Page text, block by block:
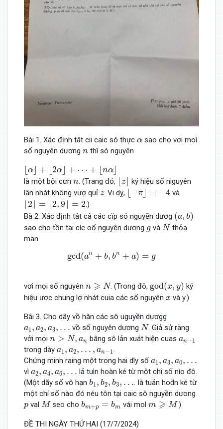
Bài 1. Xác định tât cii caic só thực α
α sao cho vơi moì
số nguyên dương n
n thî só nguyên
α + 2α⌋ + ⋯ + nα⌋
⌊ α ⌋ ⌊ α⌋+ ⋯+ ⌋
là một bội cưn n
n. (Trang đó, z⌋
⌊ z⌋ ký hiệu số niguyên
lân nhát không vượ quỉ z
z. Vi dỵ, −π = −4
⌊ −π⌋= và
2 = 2,9 = 2
⌊ 2 ⌋ , 9⌋ =2
.)
Bà 2. Xác định tât câ các cĭp só nguyēn dươg (a, b)
( b)
sao cho tồn tai cíc oố nguyên dương g
g và N
Nthỏa
män
gcd(an + b, bn + a) = g
gcd( an + b,bn + )=
vơi mọi số nguyên n ⩾ N
n ⩾N . (Trong đô, god(x, y)
god(
ký
hiệu ươc chung lợ nhát cuia các số nguyên x
x và y.)
Bâi 3. Cho dãy vồ hăn các sô uguyền dươgg
a1 , a2, a3, …
a1 a2 a3 vồ số nguyên dương N
N. Giả sử räng
vởi mọi n > N, an
n>N an bâng sô lản xuát hiện cuasan−1
a −1
trong dày a1 , a2, … , an−1
a1 a2 −1
.
Chứng minh raing một trong hai dîy số a1 , a3, a0, …
a1 a3 a0
vì a2, a4, a6, …
a2 a4 a6
lả tuìn hoàn ké từ một chî số nìo đô.
(Một dãy số vô hạn b1, b2, b3, …
b b b
. Ià tuản hod̀n ké từ
một chí số nào đó néu tôn tại caic sô nguyền dưong
p
p val M
Mseo chobm+p = bm
b bm vái molm ⩾ M
m⩾M .)
ĐỀ THI NGÀY THỨ HAI (17/7/2024)